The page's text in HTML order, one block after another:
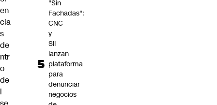
en
cia
s
de
ntr
o
de
l
"Sin
Fachadas":
CNC
y
SII
lanzan
plataforma
para
denunciar
negocios